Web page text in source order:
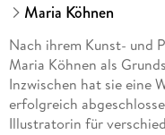
Maria Köhnen
Nach ihrem Kunst- und
Maria Köhnen als
Inzwischen hat sie eine
erfolgreich
Illustratorin für